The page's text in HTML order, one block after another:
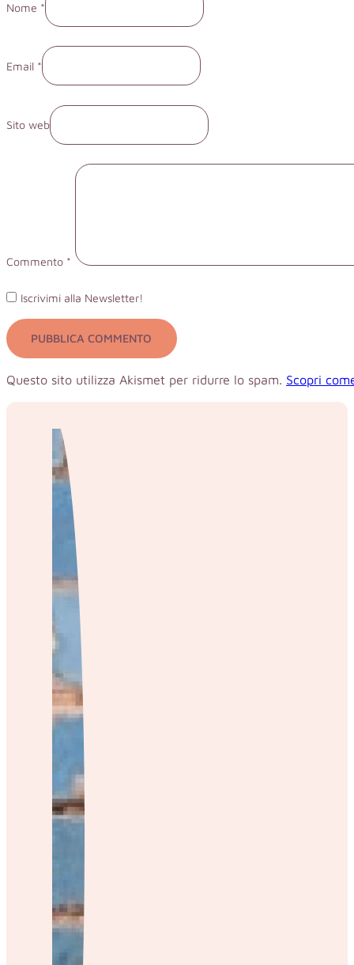
Nome *
Email *
Sito web
Commento *
Iscrivimi alla Newsletter!
Questo sito utilizza Akismet per ridurre lo spam. Scopri